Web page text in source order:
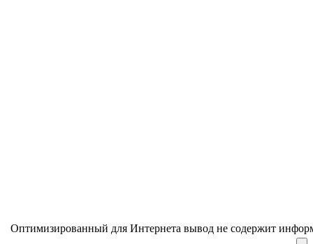
Оптимизированный для Интернета вывод не содержит